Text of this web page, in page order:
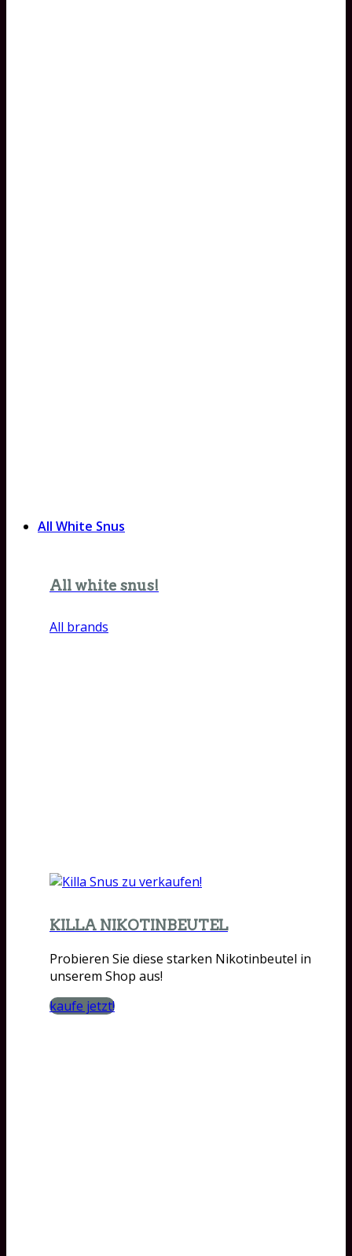
All White Snus
All white snus!
All brands
KILLA NIKOTINBEUTEL
Probieren Sie diese starken Nikotinbeutel in
unserem Shop aus!
kaufe jetzt!